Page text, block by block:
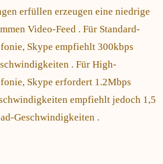
erfüllen erzeugen eine niedrige
Video-Feed . Für Standard-
Skype empfiehlt 300kbps
. Für High-
Skype erfordert 1.2Mbps
empfiehlt jedoch 1,5
Geschwindigkeiten .